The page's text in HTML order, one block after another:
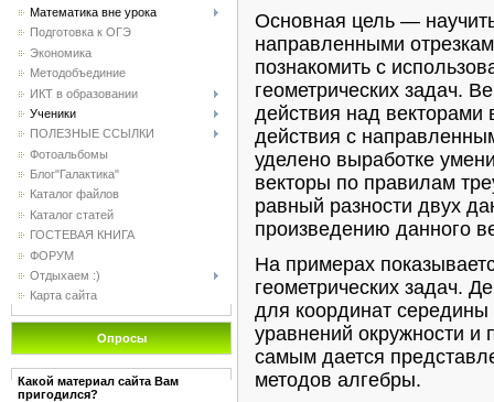
Математика вне урока
Подготовка к ОГЭ
Экономика
Методобъединие
ИКТ в образовании
Ученики
ПОЛЕЗНЫЕ ССЫЛКИ
Фотоальбомы
Блог"Галактика"
Каталог файлов
Каталог статей
ГОСТЕВАЯ КНИГА
ФОРУМ
Отдыхаем :)
Карта сайта
Опросы
Какой материал сайта Вам
пригодился?
Основная цель —
направленными
познакомить с
геометрических задач.
действия над векторами
действия с
уделено выработке
векторы по правилам
равный разности двух
произведению данного
На примерах
геометрических задач.
для координат середины
уравнений окружности и
самым дается
методов алгебры.